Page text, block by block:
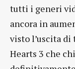
tutti i generi
ancora in
visto l’uscita
Hearts 3 che